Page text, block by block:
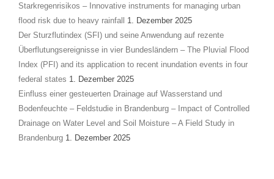
Starkregenrisikos – Innovative instruments for managing urban
flood risk due to heavy rainfall
1. Dezember 2025
Der Sturzflutindex (SFI) und seine Anwendung auf rezente
Überflutungsereignisse in vier Bundesländern – The Pluvial Flood
Index (PFI) and its application to recent inundation events in four
federal states 1. Dezember 2025
Einfluss einer gesteuerten Drainage auf Wasserstand und
Bodenfeuchte – Feldstudie in Brandenburg – Impact of Controlled
Drainage on Water Level and Soil Moisture – A Field Study in
Brandenburg 1. Dezember 2025